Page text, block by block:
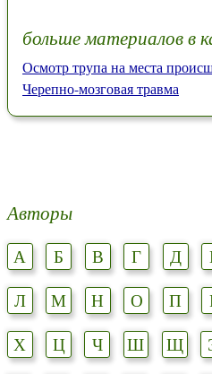
больше материалов в
Осмотр трупа на места
Черепно-мозговая травма
Авторы
А Б В Г Д
Л
М Н О П
Х
Ц Ч Ш Щ